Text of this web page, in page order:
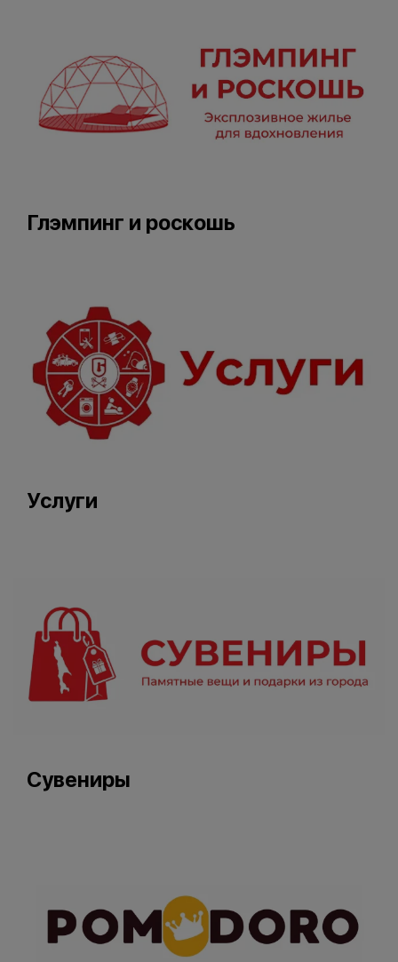
Глэмпинг и роскошь
Услуги
Сувениры